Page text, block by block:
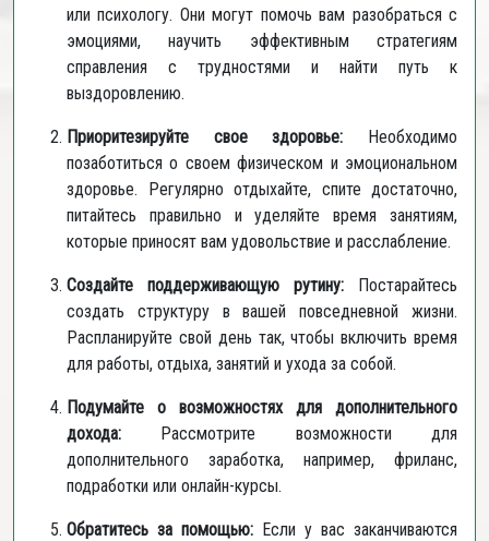
или психологу. Они могут помочь вам разобраться с
эмоциями, научить эффективным стратегиям
справления с трудностями и найти путь к
выздоровлению.
Приоритезируйте свое здоровье: Необходимо
позаботиться о своем физическом и эмоциональном
здоровье. Регулярно отдыхайте, спите достаточно,
питайтесь правильно и уделяйте время занятиям,
которые приносят вам удовольствие и расслабление.
Создайте поддерживающую рутину: Постарайтесь
создать структуру в вашей повседневной жизни.
Распланируйте свой день так, чтобы включить время
для работы, отдыха, занятий и ухода за собой.
Подумайте о возможностях для дополнительного
дохода: Рассмотрите возможности для
дополнительного заработка, например, фриланс,
подработки или онлайн-курсы.
Обратитесь за помощью: Если у вас заканчиваются